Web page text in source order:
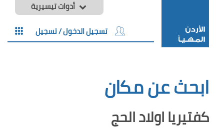
أدوات تيسيرية
تسجيل الدخول / تسجيل
ابحث عن مكان
كفتيريا اولاد الحج